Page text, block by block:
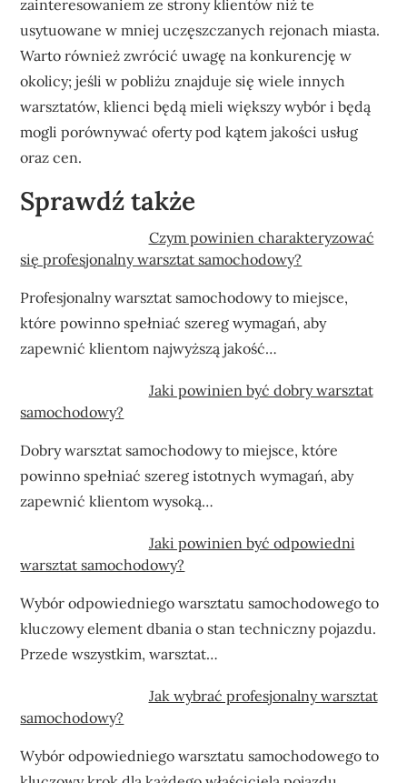
zainteresowaniem ze strony klientów niż te
usytuowane w mniej uczęszczanych rejonach miasta.
Warto również zwrócić uwagę na konkurencję w
okolicy; jeśli w pobliżu znajduje się wiele innych
warsztatów, klienci będą mieli większy wybór i będą
mogli porównywać oferty pod kątem jakości usług
oraz cen.
Sprawdź także
Czym powinien charakteryzować
się profesjonalny warsztat samochodowy?
Profesjonalny warsztat samochodowy to miejsce,
które powinno spełniać szereg wymagań, aby
zapewnić klientom najwyższą jakość…
Jaki powinien być dobry warsztat
samochodowy?
Dobry warsztat samochodowy to miejsce, które
powinno spełniać szereg istotnych wymagań, aby
zapewnić klientom wysoką…
Jaki powinien być odpowiedni
warsztat samochodowy?
Wybór odpowiedniego warsztatu samochodowego to
kluczowy element dbania o stan techniczny pojazdu.
Przede wszystkim, warsztat…
Jak wybrać profesjonalny warsztat
samochodowy?
Wybór odpowiedniego warsztatu samochodowego to